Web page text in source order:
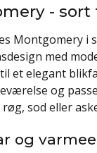
-
Montgomery
med
et elegant
og
sod eller
og